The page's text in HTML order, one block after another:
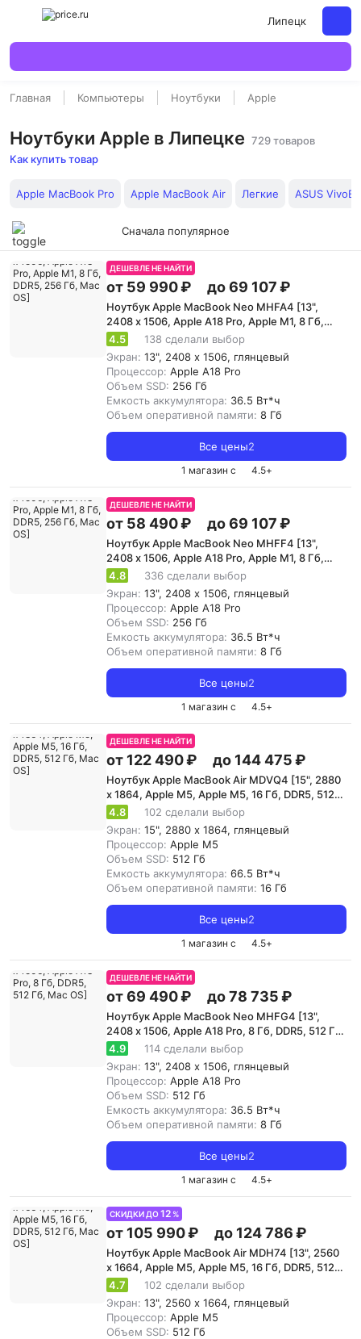
Липецк
Главная Компьютеры Ноутбуки Apple
Ноутбуки Apple в Липецке 729 товаров
Как купить товар
Apple MacBook Pro Apple MacBook Air Легкие ASUS
Сначала популярное
ДЕШЕВЛЕ НЕ НАЙТИ
от 59 990 ₽ до 69 107 ₽
Ноутбук Apple MacBook Neo MHFA4 [13",
2408 x 1506, Apple A18 Pro, Apple M1, 8 Гб,
DDR5, 256 Гб, Mac OS]
4.5
138 сделали выбор
Экран: 13", 2408 x 1506, глянцевый
Процессор: Apple A18 Pro
Объем SSD: 256 Гб
Емкость аккумулятора: 36.5 Вт*ч
Объем оперативной памяти: 8 Гб
Все цены2
1 магазин с 4.5+
ДЕШЕВЛЕ НЕ НАЙТИ
от 58 490 ₽ до 69 107 ₽
Ноутбук Apple MacBook Neo MHFF4 [13",
2408 x 1506, Apple A18 Pro, Apple M1, 8 Гб,
DDR5, 256 Гб, Mac OS]
4.8
336 сделали выбор
Экран: 13", 2408 x 1506, глянцевый
Процессор: Apple A18 Pro
Объем SSD: 256 Гб
Емкость аккумулятора: 36.5 Вт*ч
Объем оперативной памяти: 8 Гб
Все цены2
1 магазин с 4.5+
ДЕШЕВЛЕ НЕ НАЙТИ
от 122 490 ₽ до 144 475 ₽
Ноутбук Apple MacBook Air MDVQ4 [15", 2880
x 1864, Apple M5, Apple M5, 16 Гб, DDR5, 512
Гб, Mac OS]
4.8
102 сделали выбор
Экран: 15", 2880 x 1864, глянцевый
Процессор: Apple M5
Объем SSD: 512 Гб
Емкость аккумулятора: 66.5 Вт*ч
Объем оперативной памяти: 16 Гб
Все цены2
1 магазин с 4.5+
ДЕШЕВЛЕ НЕ НАЙТИ
от 69 490 ₽ до 78 735 ₽
Ноутбук Apple MacBook Neo MHFG4 [13",
2408 x 1506, Apple A18 Pro, 8 Гб, DDR5, 512 Гб,
Mac OS]
4.9
114 сделали выбор
Экран: 13", 2408 x 1506, глянцевый
Процессор: Apple A18 Pro
Объем SSD: 512 Гб
Емкость аккумулятора: 36.5 Вт*ч
Объем оперативной памяти: 8 Гб
Все цены2
1 магазин с 4.5+
СКИДКИ ДО12 %
от 105 990 ₽ до 124 786 ₽
Ноутбук Apple MacBook Air MDH74 [13", 2560
x 1664, Apple M5, Apple M5, 16 Гб, DDR5, 512
Гб, Mac OS]
4.7
102 сделали выбор
Экран: 13", 2560 x 1664, глянцевый
Процессор: Apple M5
Объем SSD: 512 Гб